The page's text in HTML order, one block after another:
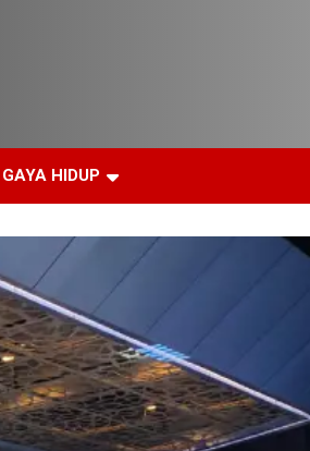
GAYA HIDUP